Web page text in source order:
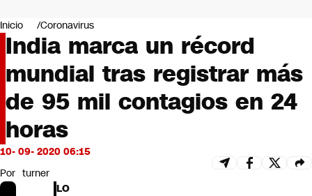
Negocios
Deportes
Programas completos
Cultura
Servicios
Bits
CNN tiempo
Futuro 360
Inicio Coronavirus
India marca un récord
mundial tras registrar más
de 95 mil contagios en 24
horas
10- 09- 2020 06:15
Por turner
LO